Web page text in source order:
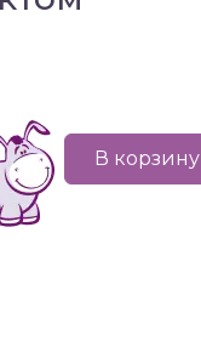
В корзину